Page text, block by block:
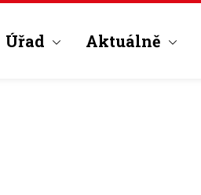
Úřad Aktuálně